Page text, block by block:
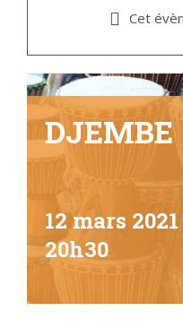
Cet
DJEMBE
12 mars
20h30